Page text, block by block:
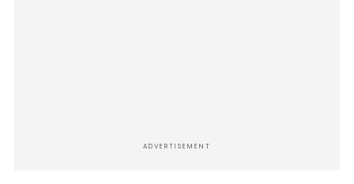
ADVERTISEMENT